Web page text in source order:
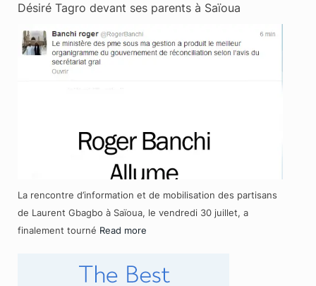
Désiré Tagro devant ses parents à Saïoua
La rencontre d’information et de mobilisation des partisans
de Laurent Gbagbo à Saïoua, le vendredi 30 juillet, a
finalement tourné Read more